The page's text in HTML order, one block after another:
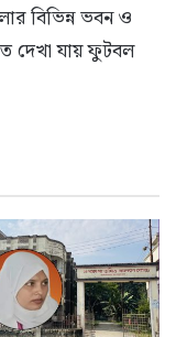
বিভিন্ন ভবন ও
দেখা যায় ফুটবল